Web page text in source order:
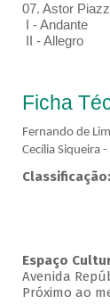
07. Astor
I - Andante
II - Allegro
Ficha
Fernando de
Cecília Siqueira
Classificação:
Espaço
Avenida
Próximo ao